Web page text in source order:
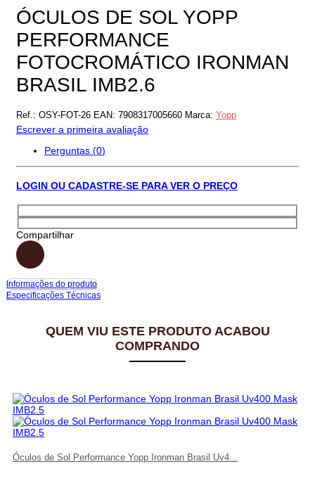
ÓCULOS DE SOL YOPP
PERFORMANCE
FOTOCROMÁTICO IRONMAN
BRASIL IMB2.6
Ref.: OSY-FOT-26 EAN: 7908317005660 Marca: Yopp
Escrever a primeira avaliação
Perguntas (0)
LOGIN OU CADASTRE-SE PARA VER O PREÇO
Compartilhar
Informações do produto
Especificações Técnicas
QUEM VIU ESTE PRODUTO ACABOU
COMPRANDO
Óculos de Sol Performance Yopp Ironman Brasil Uv4...